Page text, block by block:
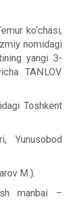
ko‘chasi,
nomidagi
yangi 3-
TANLOV
Toshkent
Yunusobod
M.).
manbai –